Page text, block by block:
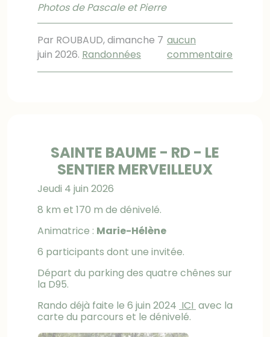
Photos de Pascale et Pierre
Par ROUBAUD,dimanche 7
juin 2026. Randonnées
aucun
commentaire
SAINTE BAUME - RD - LE
SENTIER MERVEILLEUX
Jeudi 4 juin 2026
8 km et 170 m de dénivelé.
Animatrice : Marie-Hélène
6 participants dont une invitée.
Départ du parking des quatre chênes sur
la D95.
Rando déjà faite le 6 juin 2024 ICI avec la
carte du parcours et le dénivelé.